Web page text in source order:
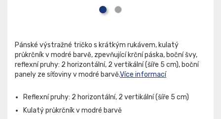
Pánské výstražné tričko s krátkým rukávem, kulatý
průkrčník v modré barvě, zpevňující krční páska, boční švy,
reflexní pruhy: 2 horizontální, 2 vertikální (šíře 5 cm), boční
panely ze síťoviny v modré barvě.Více informací
Reflexní pruhy: 2 horizontální, 2 vertikální (šíře 5 cm)
Kulatý průkrčník v modré barvě